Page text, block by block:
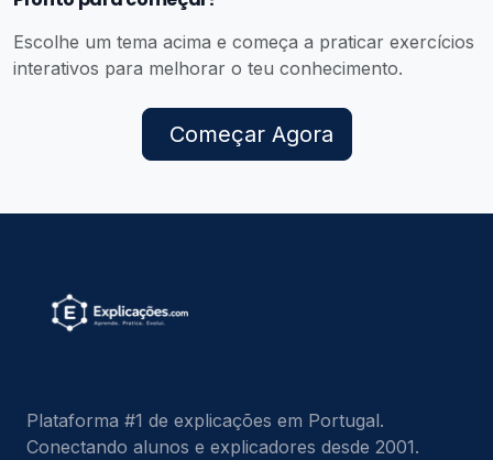
Escolhe um tema acima e começa a praticar exercícios
interativos para melhorar o teu conhecimento.
Começar Agora
Plataforma #1 de explicações em Portugal.
Conectando alunos e explicadores desde 2001.